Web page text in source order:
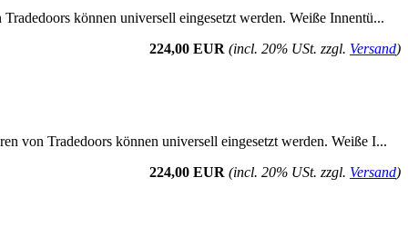
können universell eingesetzt werden. Weiße Innentü...
224,00 EUR (incl. 20% USt. zzgl. Versand)
von Tradedoors können universell eingesetzt werden. Weiße I...
224,00 EUR (incl. 20% USt. zzgl. Versand)